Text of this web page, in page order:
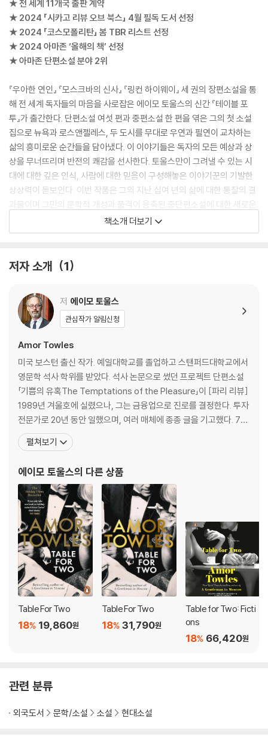
★ 전 세계 11개국 출판 계약
★ 2024 「시카고 리뷰 오브 북스」 4월 필독 도서 선정
★ 2024 「코스모폴리탄」 봄 TBR 리스트 선정
★ 2024 아마존 ‘올해의 책’ 선정
★ 아마존 단편소설 분야 2위
『우아한 연인』 『모스크바의 신사』 『링컨 하이웨이』 세 권의 장편소설을 통
해 전 세계 독자들의 마음을 사로잡은 에이모 토울스의 신간 『테이블 포
투』가 출간한다. 단편소설 여섯 편과 중편소설 한 편을 엮은 그의 첫 소설
집으로 뉴욕과 로스앤젤레스, 두 도시를 무대로 우연과 필연이 교차하는
삶의 흥미로운 순간들을 담아냈다. 이 이야기들은 독자의 모든 예상과 상
상을 무너뜨리며 반전의 쾌감을 선사한다. 토울스만이 그려낼 수 있는 시
대에 대한 깊은 인식, 사람에 대한 믿음이 구성해놓은 이야기꾼의 기발한
상상력이 돋보인다. 이번 작품은 그의 지난 십여 년의 삶에 대한 통찰의 결
과물이며 그만의 문학적 개성과 품격이 응축된 중단편소설에 대한 새로운
ELLER
FROM THE AUTHOR OF A GENTLEMAN IN MOSCOW, THE L
INCOLN HIGHWAY AND RULES OF CIVILITY
NEW YORK TIMES
'There is no better writer working today'
CHRIS CLEAVE
'He makes it all seem effortless'
TANA FRENCH
ery page'
JEFFREY ARCHER
'There is a great deal to relish in Table for Two . . . If you ta
ke only one book on holiday this summer, you couldn’t ask
for a better literary capsule wardrobe'
THE TIMES
Amor Towles fans are in for a treat as he shares some of his s
horter fiction: six stories based in New York City and a novella
set in Golden Age Hollywood.
om brief encounters and the delicate mechanics of compromi
se that operate at the heart of modern marriages.
In the novella, ‘Eve in Hollywood’, Towles returns to one of the
책소개 더보기
저자 소개 1
저 에이모 토울스
관심작가 알림신청
Amor Towles
미국 보스턴 출신 작가. 예일대학교를 졸업하고 스탠퍼드대학교에서
영문학 석사 학위를 받았다. 석사 논문으로 썼던 프로젝트 단편소설
「기쁨의 유혹The Temptations of the Pleasure」이 [파리 리뷰]
1989년 겨울호에 실렸으나, 그는 금융업으로 진로를 결정한다. 투자
전문가로 20년 동안 일했으며, 여러 매체에 종종 글을 기고했다. 7년
동안 집필한 소설이 있었으나 마음에 들지 않아 서랍에 봉인한 그는
두 번째 소설을 준비한다. 40대 후반의 나이, 토울스는 장편소설 『우
1930
펼쳐보기
에이모 토울스의 다른 상품
Table For Two
19,860원
18%
Table For Two
31,790원
18%
Table for Two: Ficti
ons
66,420원
18%
관련 분류
외국도서 문학/소설 소설 현대소설